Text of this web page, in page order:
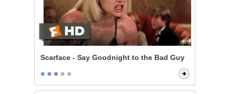
Scarface - Say Goodnight to the Bad Guy